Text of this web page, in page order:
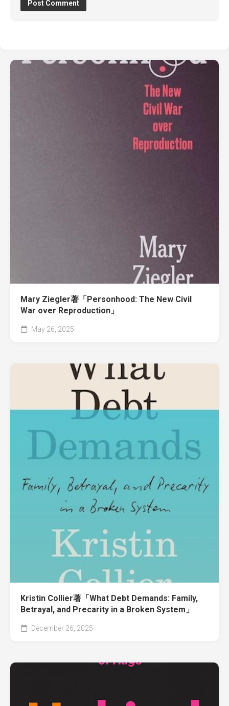
Mary Ziegler著「Personhood: The New Civil
War over Reproduction」
May 26, 2025
Kristin Collier著「What Debt Demands: Family,
Betrayal, and Precarity in a Broken System」
December 26, 2025